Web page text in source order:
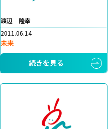
渡辺 隆幸
2011.06.14
未来
続きを見る